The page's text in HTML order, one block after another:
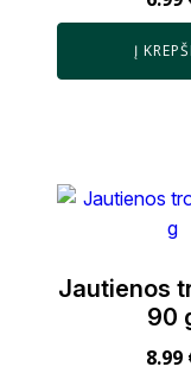
Į
Jautienos
90
8.99